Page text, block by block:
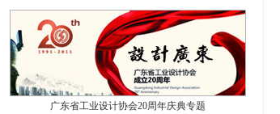
广东省工业设计协会20周年庆典专题